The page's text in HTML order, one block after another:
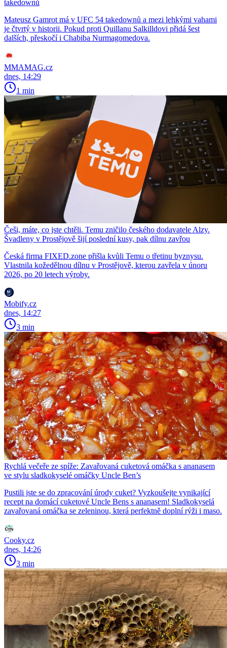
takedownů
Mateusz Gamrot má v UFC 54 takedownů a mezi lehkými vahami
je čtvrtý v historii. Pokud proti Quillanu Salkilldovi přidá šest
dalších, přeskočí i Chabiba Nurmagomedova.
MMAMAG.cz
dnes, 14:29
1 min
Češi, máte, co jste chtěli. Temu zničilo českého dodavatele Alzy.
Švadleny v Prostějově šijí poslední kusy, pak dílnu zavřou
Česká firma FIXED.zone přišla kvůli Temu o třetinu byznysu.
Vlastnila kožedělnou dílnu v Prostějově, kterou zavřela v únoru
2026, po 20 letech výroby.
Mobify.cz
dnes, 14:27
3 min
Rychlá večeře ze spíže: Zavařovaná cuketová omáčka s ananasem
ve stylu sladkokyselé omáčky Uncle Ben’s
Pustili jste se do zpracování úrody cuket? Vyzkoušejte vynikající
recept na domácí cuketové Uncle Bens s ananasem! Sladkokyselá
zavařovaná omáčka se zeleninou, která perfektně doplní rýži i maso.
Cooky.cz
dnes, 14:26
3 min